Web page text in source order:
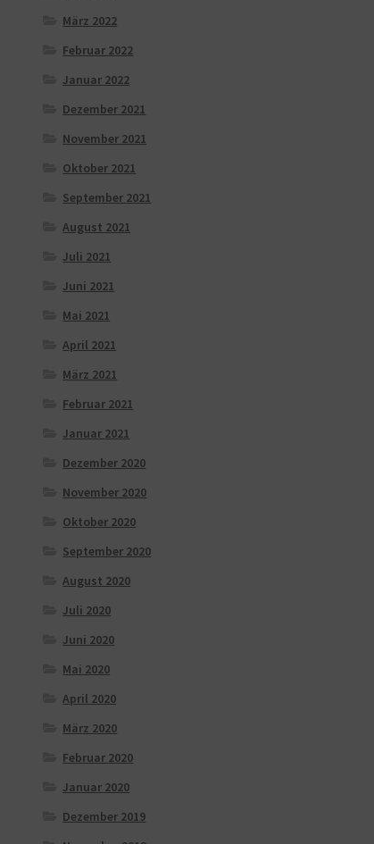
März 2022
Februar 2022
Januar 2022
Dezember 2021
November 2021
Oktober 2021
September 2021
August 2021
Juli 2021
Juni 2021
Mai 2021
April 2021
März 2021
Februar 2021
Januar 2021
Dezember 2020
November 2020
Oktober 2020
September 2020
August 2020
Juli 2020
Juni 2020
Mai 2020
April 2020
März 2020
Februar 2020
Januar 2020
Dezember 2019